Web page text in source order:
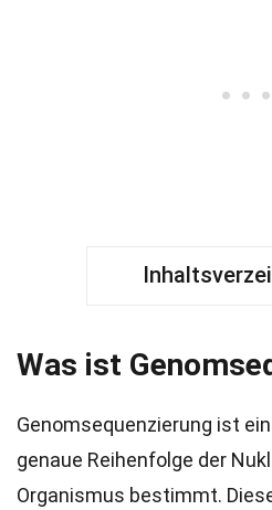
Was ist
Genomsequenzierung ist
genaue Reihenfolge der
Organismus bestimmt.